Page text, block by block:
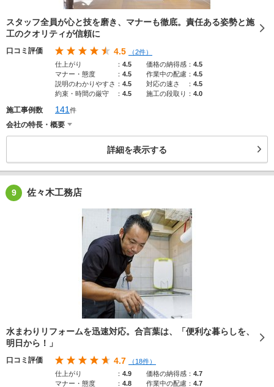
スタッフ全員が心と技を磨き、マナーも徹底。責任ある姿勢と施
工のクオリティが信頼に
口コミ評価 4.5
（2件）
仕上がり
： 4.5 価格の納得感 ： 4.5
マナー・態度
： 4.5 作業中の配慮 ： 4.5
説明のわかりやすさ ： 4.5 対応の速さ ： 4.5
約束・時間の厳守
： 4.5 施工の段取り ： 4.0
施工事例数 141 件
会社の特長・概要
詳細を表示する
9 佐々木工務店
水まわりリフォームを迅速対応。合言葉は、「便利な暮らしを、
明日から！」
口コミ評価 4.7
（18件）
仕上がり
： 4.9 価格の納得感 ： 4.7
マナー・態度
： 4.8 作業中の配慮 ： 4.7